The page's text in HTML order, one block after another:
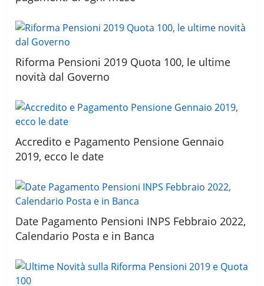
Riforma Pensioni 2019 Quota 100, le ultime
novità dal Governo
Accredito e Pagamento Pensione Gennaio
2019, ecco le date
Date Pagamento Pensioni INPS Febbraio 2022,
Calendario Posta e in Banca